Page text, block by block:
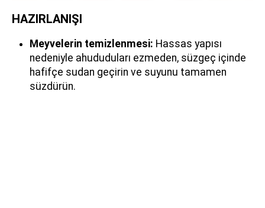
HAZIRLANIŞI
Meyvelerin temizlenmesi: Hassas yapısı
nedeniyle ahududuları ezmeden, süzgeç içinde
hafifçe sudan geçirin ve suyunu tamamen
süzdürün.